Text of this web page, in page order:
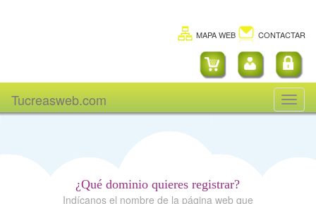
MAPA WEB CONTACTAR
Tucreasweb.com
¿Qué dominio quieres registrar?
Indícanos el nombre de la página web que